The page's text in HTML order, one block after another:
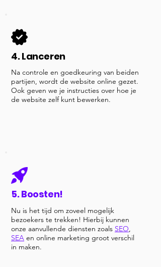
4. Lanceren
Na controle en goedkeuring van beiden
partijen, wordt de website online gezet.
Ook geven we je instructies over hoe je
de website zelf kunt bewerken.
5. Boosten!
Nu is het tijd om zoveel mogelijk
bezoekers te trekken! Hierbij kunnen
onze aanvullende diensten zoals SEO,
SEA en online marketing groot verschil
in maken.